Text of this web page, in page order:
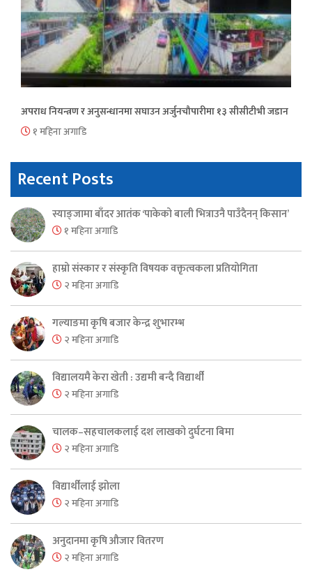
अपराध नियन्त्रण र अनुसन्धानमा सघाउन अर्जुनचौपारीमा १३ सीसीटीभी जडान
१ महिना अगाडि
Recent Posts
स्याङ्जामा बाँदर आतंक ‘पाकेको बाली भित्राउनै पाउँदैनन् किसान’
१ महिना अगाडि
हाम्रो संस्कार र संस्कृति विषयक वक्तृत्वकला प्रतियोगिता
२ महिना अगाडि
गल्याङमा कृषि बजार केन्द्र शुभारम्भ
२ महिना अगाडि
विद्यालयमै केरा खेती : उद्यमी बन्दै विद्यार्थी
२ महिना अगाडि
चालक–सहचालकलाई दश लाखको दुर्घटना बिमा
२ महिना अगाडि
विद्यार्थीलाई झोला
२ महिना अगाडि
अनुदानमा कृषि औजार वितरण
२ महिना अगाडि